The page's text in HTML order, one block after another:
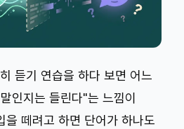
듣기 연습을 하다 보면 어느
인지는 들린다"는 느낌이
을 떼려고 하면 단어가 하나도